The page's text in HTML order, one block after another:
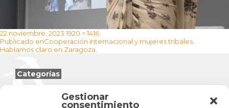
Gestionar
consentimiento
Publicado
el
22 noviembre, 2023 Tamaño
completo
1920 × 1416
Navegación
de
Publicado enCooperación internacional y mujeres tribales.
Hablamos claro en Zaragoza.
Categorías